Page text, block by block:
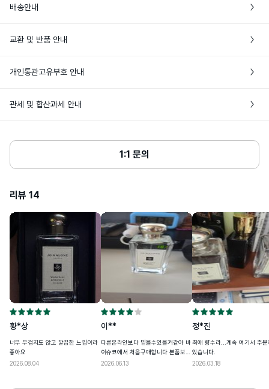
제조국
영국 *제조국 정보는 최초 생산지 기준이
며, 추가 생산이 이루어질 경우 제조국이 달
사용방법
시간이 지날수록 체온으로 인해 향이 더욱
표시성분
* 제공된 성분은 동일 제품이라도 경우에
심사필유무
모든 피부용
용량또는중량 50ml / 100ml
품질보증기준
공정거래위원회 고시 품목별 소비자분쟁해
사용할때주의사항
1. 화장품 사용 시 또는 사용 후 직사광선에
는 가려움증 등의 이상 증상이나 부작용이
있는 부위 등에는 사용을 자제할 것3. 보관
및 취급 시의 주의 사항  가) 어린이의 손이
닿지 않는 곳에 보관할 것  나) 직사광선을
배송안내
• 주문완료 후에도 현지 재고 상황에 따라 품절로 인한 주문취소가 발생할 수 있어
• 특정 상품 외에는 브랜드 쇼핑백이나 포장이 제공되지 않아요
교환 및 반품 안내
• 해외상품 특성상 단순변심에 의한 반품은 해외 배송비 3만원+관부가세가 발생하
• 단순변심으로 인한 반품은 미개봉상태에서만 가능해요. 비닐 포장 훼손, 박스 또
• 판매자 귀책 사유로 인한 반품은 고객센터에 문의해주세요
• 네이버페이로 주문한 경우 반품은 고객센터에 문의해주세요
개인통관고유부호 안내
(외국인의 경우 외국인등록번호) 대신 사용 가능한 번호로, 관세청 사이트에서 발급
용사유서 미제출 등)로 지연되거나, 이로 인한 물품 멸실이 발생하는 경우 고객님께
서 책임을 부담하며, 관련 비용(제품 가격 및 배송비용 등)을 부담할 수 있어요
• 통관 안내를 위해 바이슈코는 고객님께 연락을 드릴 수 있으며, 15일 이내 통관이
• 다음 상품 구매 시 사용할 수 있도록 개인통관고유부호 페이지에서 업데이트된 정
• 24년도 8월 29일(목)부터 개인통관고유부호 검증이 강화돼요
• 개인 통관고유부호 발급정보(성명,전화번호,주소)가 변경된 경우, 관세청 개인통
관고유 부호 발급 사이트(관세청 모바일)에서 변경된 정보를 필히 수정하세요
• 발급정보와 수하인 개인통관고유부호+성명+전화번호+주소가 모두 일치하지 않
을 경우 통관이 제한될 수 있어요
관세 및 합산과세 안내
• 여러개의 뷰티 상품을 한번에 구매할 때, 관부가세가 발생하는 경우 배송비와 비
교해 상품을 나누어 발송할 수 있어요
• 동일한 날짜에 여러번 주문하는 경우 자동으로 나누어 발송해요
1:1 문의
리뷰 14
황*상
너무 무겁지도 않고 깔끔한 느낌이라
좋아요
2026.08.04
이**
다른온라인보다 믿을수있을거같아 바
이슈코에서 처음구매합니다 본품보니
점품인거같아요
2026.06.13
정*진
최애 향수라...계속 여기서 주문
있습니다.
2026.03.18